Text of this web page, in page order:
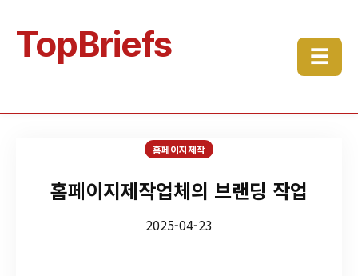
TopBriefs ☰
홈페이지제작
홈페이지제작업체의 브랜딩 작업
2025-04-23